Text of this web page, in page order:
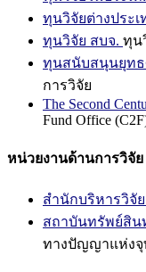
ทุนวิจัยต่างประเ
ทุนวิจัย สบจ. ทุน
ทุนสนับสนุนยุทธ
การวิจัย
The Second
Fund Office
หน่วยงานด้านการวิจัย
สำนักบริหารวิจัย
สถาบันทรัพย์สิ
ทางปัญญาแห่งจุ